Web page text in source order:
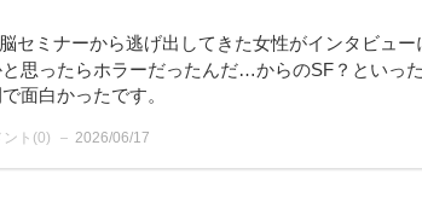
セミナーから逃げ出してきた女性がインタビュー
思ったらホラーだったんだ…からのSF？といっ
面白かったです。
ント(0) 2026/06/17